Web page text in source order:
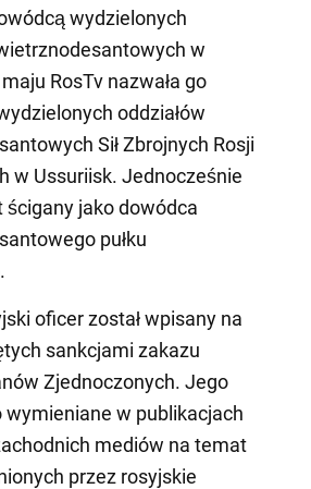
wydzielonych
w
RosTv nazwała go
oddziałów
Sił Zbrojnych Rosji
w Ussuriisk. Jednocześnie
ścigany jako dowódca
pułku
oficer został wpisany na
sankcjami zakazu
Zjednoczonych. Jego
wymieniane w publikacjach
mediów na temat
przez rosyjskie